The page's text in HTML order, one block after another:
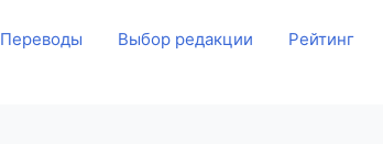
Переводы Выбор редакции Рейтинг